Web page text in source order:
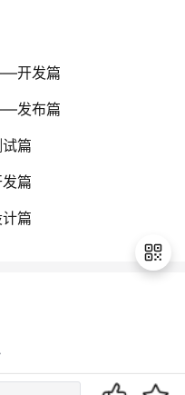
开发篇
发布篇
篇
篇
篇